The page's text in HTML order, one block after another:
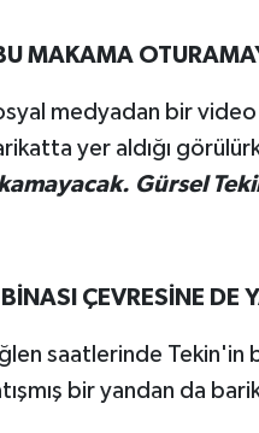
MAKAMA
medyadan bir
yer aldığı
Gürsel
BİNASI ÇEVRESİNE DE
saatlerinde Tekin'in
bir yandan da